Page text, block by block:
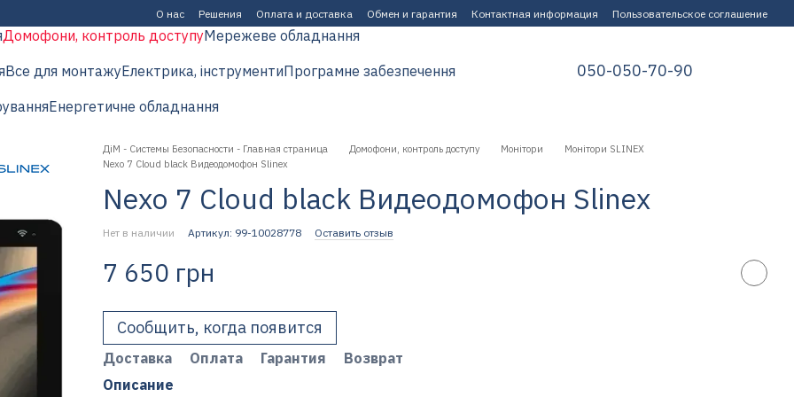
О нас Решения Оплата и доставка Обмен и гарантия Контактная информация Пользовательское соглашение
Домофони, контроль доступуМережеве обладнання
Все для монтажуЕлектрика, інструментиПрограмне забезпечення
Енергетичне обладнання
050-050-70-90
ДіМ - Системы Безопасности - Главная страница Домофони, контроль доступу Монітори
Монітори SLINEX
Nexo 7 Cloud black Видеодомофон Slinex
Nexo 7 Cloud black Видеодомофон Slinex
Нет в наличии Артикул: 99-10028778 Оставить отзыв
7 650 грн
Сообщить, когда появится
Доставка Оплата Гарантия
Возврат
Описание